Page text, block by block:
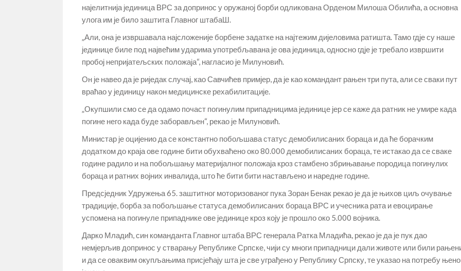
најелитнија јединица ВРС за допринос у оружаној борби одликована Орденом Милоша Обилића, а основна
улога им је било заштита Главног штабаШ.
„Али, она је извршавала најсложеније борбене задатке на најтежим дијеловима ратишта. Тамо гдје су наше
јединице биле под највећим ударима употребљавана је ова јединица, односно гдје је требало извршити
пробој непријатељских положаја“, нагласио је Милуновић.
Он је навео да је риједак случај, као Савчићев примјер, да је као командант рањен три пута, али се сваки пут
враћао у јединицу након медицинске рехабилитације.
„Окупшили смо се да одамо почаст погинулим припадницима јединице јер се каже да ратник не умире када
погине него када буде заборављен“, рекао је Милуновић.
Министар је оцијенио да се константно побољшава статус демобилисаних бораца и да ће борачким
додатком до краја ове године бити обухваћено око 80.000 демобилисаних бораца, те истакао да се сваке
године радило и на побољшању материјалног положаја кроз стамбено збрињавање породица погинулих
бораца и ратних војних инвалида, што ће бити бити настављено и наредне године.
Предсједник Удружења 65. заштитног моторизованог пука Зоран Бенак рекао је да је њихов циљ очување
традиције, борба за побољшање статуса демобилисаних бораца ВРС и учесника рата и евоцирање
успомена на погинуле припаднике ове јединице кроз коју је прошло око 5.000 војника.
Дарко Младић, син команданта Главног штаба ВРС генерала Ратка Младића, рекао је да је пук дао
немјерљив допринос у стварању Републике Српске, чији су многи припадници дали животе или били
и да се оваквим окупљањима присјећају шта је све уграђено у Републику Српску, те указао на потребу